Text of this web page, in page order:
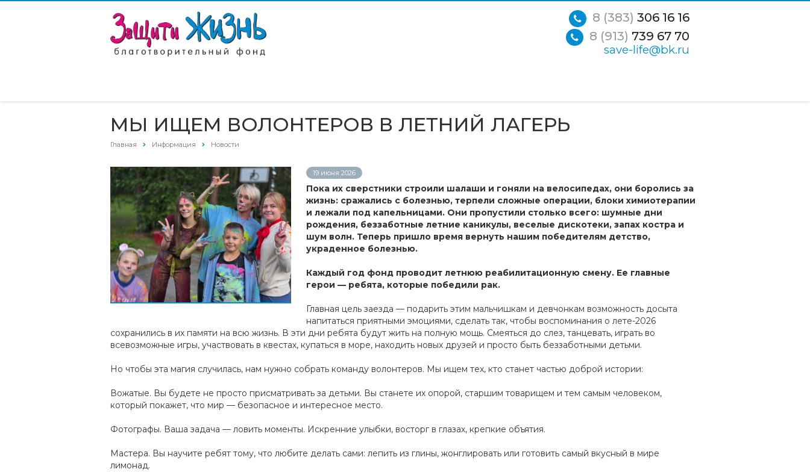
8 (383) 306 16 16
8 (913) 739 67 70
save-life@bk.ru
МЫ ИЩЕМ ВОЛОНТЕРОВ В ЛЕТНИЙ ЛАГЕРЬ
Главная Информация Новости
19 июня 2026
Пока их сверстники строили шалаши и гоняли на велосипедах, они боролись за
жизнь: сражались с болезнью, терпели сложные операции, блоки химиотерапии
и лежали под капельницами. Они пропустили столько всего: шумные дни
рождения, беззаботные летние каникулы, веселые дискотеки, запах костра и
шум волн. Теперь пришло время вернуть нашим победителям детство,
украденное болезнью.
Каждый год фонд проводит летнюю реабилитационную смену. Ее главные
герои — ребята, которые победили рак.
Главная цель заезда — подарить этим мальчишкам и девчонкам возможность досыта
напитаться приятными эмоциями, сделать так, чтобы воспоминания о лете-2026
сохранились в их памяти на всю жизнь. В эти дни ребята будут жить на полную мощь. Смеяться до слез, танцевать, играть во
всевозможные игры, участвовать в квестах, купаться в море, находить новых друзей и просто быть беззаботными детьми.
Но чтобы эта магия случилась, нам нужно собрать команду волонтеров. Мы ищем тех, кто станет частью доброй истории:
Вожатые. Вы будете не просто присматривать за детьми. Вы станете их опорой, старшим товарищем и тем самым человеком,
который покажет, что мир — безопасное и интересное место.
Фотографы. Ваша задача — ловить моменты. Искренние улыбки, восторг в глазах, крепкие объятия.
Мастера. Вы научите ребят тому, что любите делать сами: лепить из глины, жонглировать или готовить самый вкусный в мире
лимонад.